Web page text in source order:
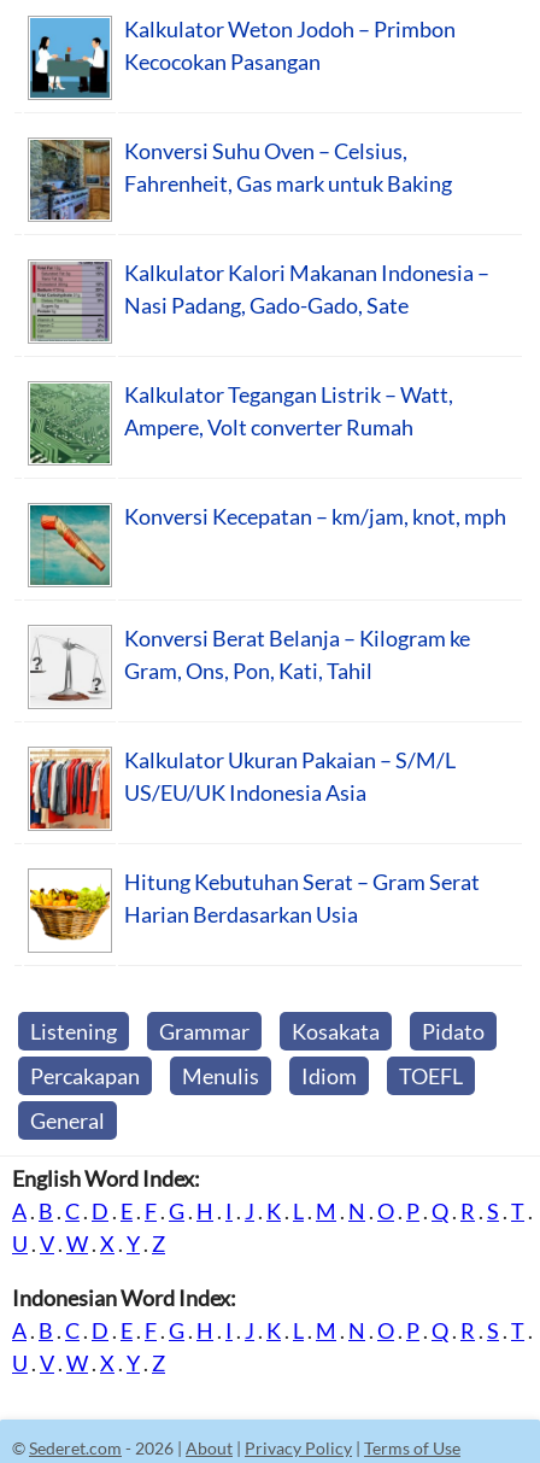
Kalkulator Weton Jodoh – Primbon
Kecocokan Pasangan
Konversi Suhu Oven – Celsius,
Fahrenheit, Gas mark untuk Baking
Kalkulator Kalori Makanan Indonesia –
Nasi Padang, Gado-Gado, Sate
Kalkulator Tegangan Listrik – Watt,
Ampere, Volt converter Rumah
Konversi Kecepatan – km/jam, knot, mph
Konversi Berat Belanja – Kilogram ke
Gram, Ons, Pon, Kati, Tahil
Kalkulator Ukuran Pakaian – S/M/L
US/EU/UK Indonesia Asia
Hitung Kebutuhan Serat – Gram Serat
Harian Berdasarkan Usia
Listening Grammar Kosakata
Pidato
Percakapan
Menulis Idiom
TOEFL
General
English Word Index:
A. B .C. D . E. F.G. H . I . J . K. L. M . N .O. P.Q. R .S .T.
U .V.W.X .Y. Z
Indonesian Word Index:
A. B .C. D . E. F.G. H . I . J . K. L. M . N .O. P.Q. R .S .T.
U .V.W.X .Y. Z
©Sederet.com - 2026 | About | Privacy Policy | Terms of Use